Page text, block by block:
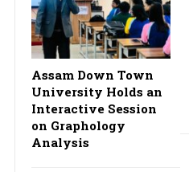
Assam Down Town
University Holds an
Interactive Session
on Graphology
Analysis